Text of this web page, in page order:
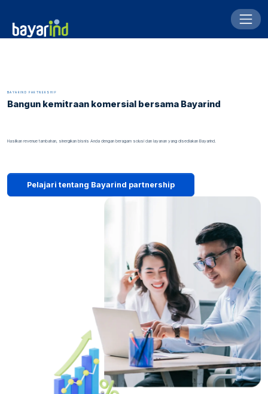
BAYARIND PARTNERSHIP
Bangun kemitraan komersial bersama Bayarind
Hasilkan revenue tambahan, sinergikan bisnis Anda dengan beragam solusi dan layanan yang disediakan Bayarind.
Pelajari tentang Bayarind partnership